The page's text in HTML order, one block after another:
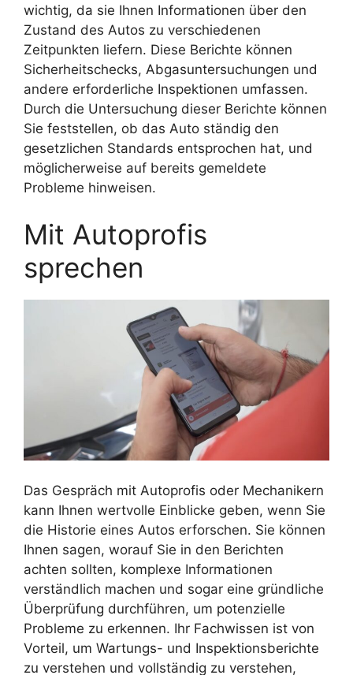
wichtig, da sie Ihnen Informationen über den
Zustand des Autos zu verschiedenen
Zeitpunkten liefern. Diese Berichte können
Sicherheitschecks, Abgasuntersuchungen und
andere erforderliche Inspektionen umfassen.
Durch die Untersuchung dieser Berichte können
Sie feststellen, ob das Auto ständig den
gesetzlichen Standards entsprochen hat, und
möglicherweise auf bereits gemeldete
Probleme hinweisen.
Mit Autoprofis
sprechen
Das Gespräch mit Autoprofis oder Mechanikern
kann Ihnen wertvolle Einblicke geben, wenn Sie
die Historie eines Autos erforschen. Sie können
Ihnen sagen, worauf Sie in den Berichten
achten sollten, komplexe Informationen
verständlich machen und sogar eine gründliche
Überprüfung durchführen, um potenzielle
Probleme zu erkennen. Ihr Fachwissen ist von
Vorteil, um Wartungs- und Inspektionsberichte
zu verstehen und vollständig zu verstehen,